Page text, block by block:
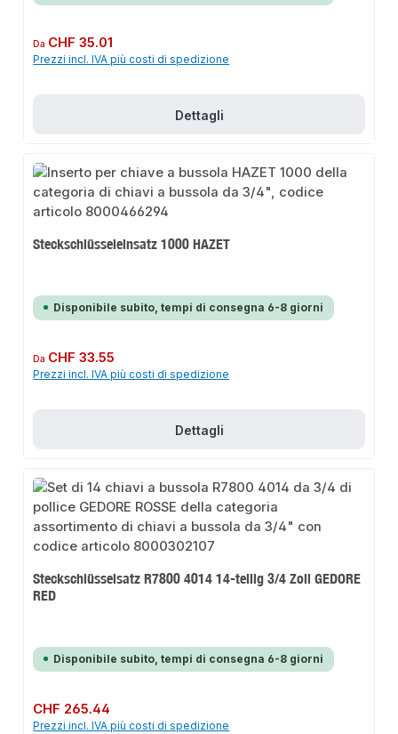
Prezzo normale:
Da CHF 35.01
Prezzi incl. IVA più costi di spedizione
Dettagli
Steckschlüsseleinsatz 1000 HAZET
Disponibile subito, tempi di consegna 6-8 giorni
Prezzo normale:
Da CHF 33.55
Prezzi incl. IVA più costi di spedizione
Dettagli
Steckschlüsselsatz R7800 4014 14-teilig 3/4 Zoll GEDORE
RED
Disponibile subito, tempi di consegna 6-8 giorni
Prezzo normale:
CHF 265.44
Prezzi incl. IVA più costi di spedizione